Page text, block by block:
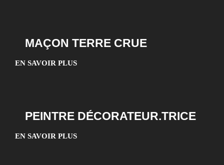
MAÇON TERRE CRUE
EN SAVOIR PLUS
PEINTRE DÉCORATEUR.TRICE
EN SAVOIR PLUS